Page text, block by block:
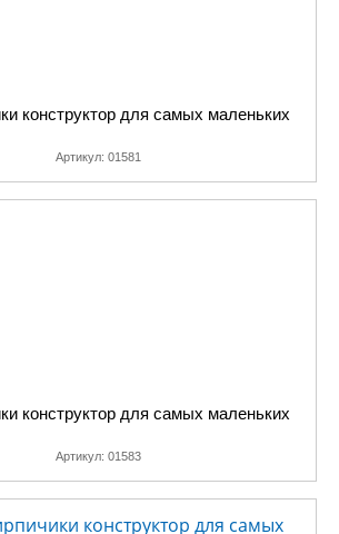
конструктор для самых маленьких
Артикул: 01581
конструктор для самых маленьких
Артикул: 01583